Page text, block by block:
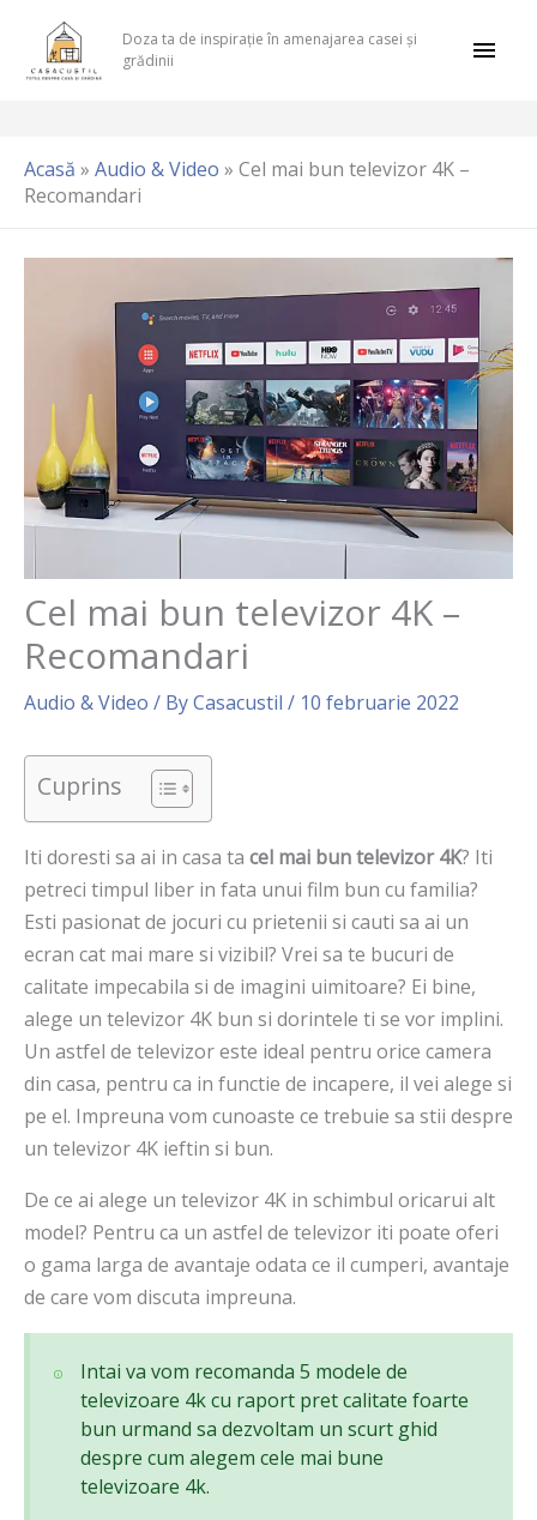
content
Doza ta de inspirație în amenajarea casei și
grădinii
Acasă » Audio & Video » Cel mai bun televizor 4K –
Recomandari
Cel mai bun televizor 4K –
Recomandari
Audio & Video / ByCasacustil / 10 februarie 2022
Cuprins
Iti doresti sa ai in casa ta cel mai bun televizor 4K? Iti
petreci timpul liber in fata unui film bun cu familia?
Esti pasionat de jocuri cu prietenii si cauti sa ai un
ecran cat mai mare si vizibil? Vrei sa te bucuri de
calitate impecabila si de imagini uimitoare? Ei bine,
alege un televizor 4K bun si dorintele ti se vor implini.
Un astfel de televizor este ideal pentru orice camera
din casa, pentru ca in functie de incapere, il vei alege si
pe el. Impreuna vom cunoaste ce trebuie sa stii despre
un televizor 4K ieftin si bun.
De ce ai alege un televizor 4K in schimbul oricarui alt
model? Pentru ca un astfel de televizor iti poate oferi
o gama larga de avantaje odata ce il cumperi, avantaje
de care vom discuta impreuna.
Intai va vom recomanda 5 modele de
televizoare 4k cu raport pret calitate foarte
bun urmand sa dezvoltam un scurt ghid
despre cum alegem cele mai bune
televizoare 4k.